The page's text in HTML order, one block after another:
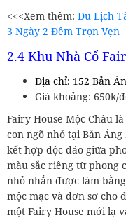
<<<Xem thêm: Du Lịch
3 Ngày 2 Đêm Trọn Vẹn
2.4 Khu Nhà Cổ
Địa chỉ: 152 Bản
Giá khoảng: 650k/
Fairy House Mộc Châu
con ngõ nhỏ tại Bản
kết hợp độc đáo giữa
màu sắc riêng từ phong
nhỏ nhắn được làm
mộc mạc và đơn sơ cho
một Fairy House mới lạ